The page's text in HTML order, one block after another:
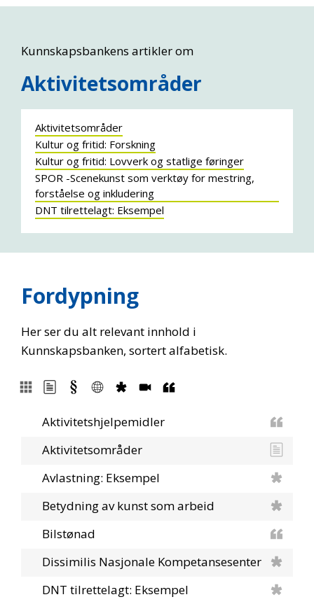
Kunnskapsbankens artikler om
Aktivitetsområder
Aktivitetsområder
Kultur og fritid: Forskning
Kultur og fritid: Lovverk og statlige føringer
SPOR -Scenekunst som verktøy for mestring,
forståelse og inkludering
DNT tilrettelagt: Eksempel
Fordypning
Her ser du alt relevant innhold i
Kunnskapsbanken, sortert alfabetisk.
Aktivitetshjelpemidler
Aktivitetsområder
Avlastning: Eksempel
Betydning av kunst som arbeid
Bilstønad
Dissimilis Nasjonale Kompetansesenter
DNT tilrettelagt: Eksempel